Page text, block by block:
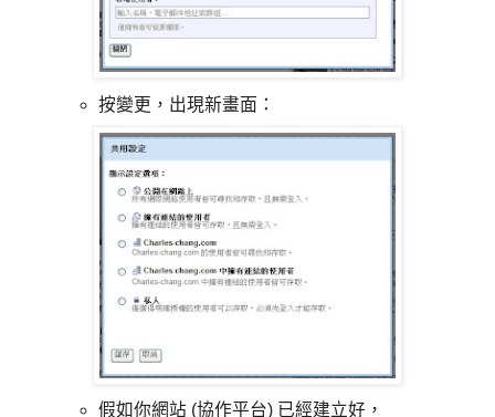
按變更，出現新畫面：
假如你網站 (協作平台) 已經建立好，